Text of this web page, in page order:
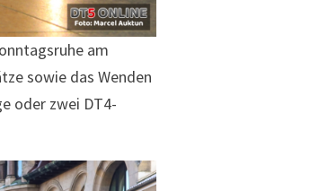
am
sowie das Wenden
oder zwei DT4-